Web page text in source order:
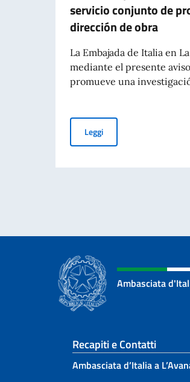
servicio conjunto de
dirección de obra
La Embajada de Italia en
mediante el presente
promueve una
LeggiInvestigación
Ambasciata
Sezione
Recapiti e Contatti
Ambasciata d’Italia a